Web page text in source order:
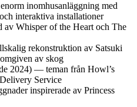
inomhusanläggning med
interaktiva installationer
Whisper of the Heart och The
rekonstruktion av Satsuki
av skog
2024) — teman från Howl’s
Service
inspirerade av Princess